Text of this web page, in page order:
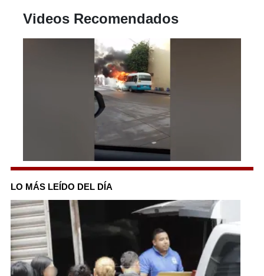
Videos Recomendados
0
of
22
seconds
LO MÁS LEÍDO DEL DÍA